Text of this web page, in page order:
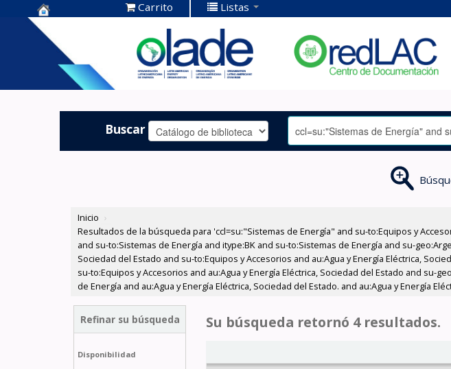
Centro de
Documentación
OLADE -
Carrito Listas
Buscar
Inicio ›
Resultados de la búsqueda para 'ccl=su:"Sistemas de Energía" and su-to:Equipos y
and su-to:Sistemas de Energía and itype:BK and su-to:Sistemas de Energía and su-
Sociedad del Estado and su-to:Equipos y Accesorios and au:Agua y Energía Eléctrica,
su-to:Equipos y Accesorios and au:Agua y Energía Eléctrica, Sociedad del Estado and su-
de Energía and au:Agua y Energía Eléctrica, Sociedad del Estado. and au:Agua y Energía
Refinar su búsqueda
Disponibilidad
Su búsqueda retornó 4 resultados.